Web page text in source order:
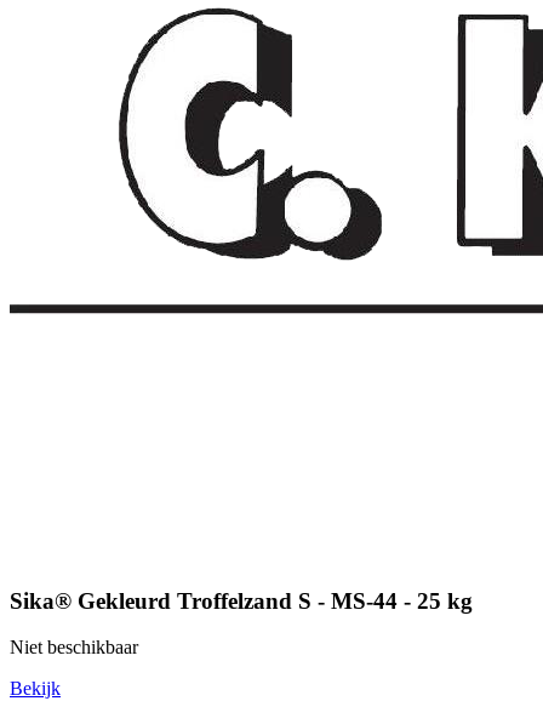
Sika® Gekleurd Troffelzand S - MS-44 - 25 kg
Niet beschikbaar
Bekijk